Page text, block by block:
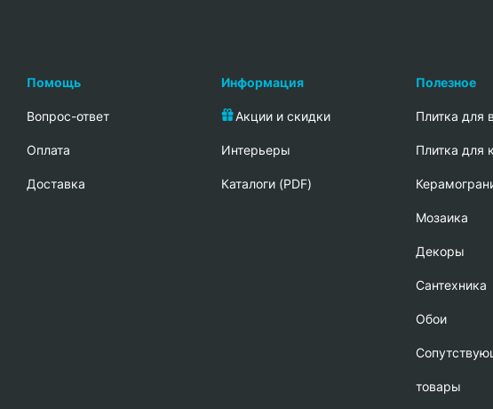
Помощь
Вопрос-ответ
Oплата
Доставка
Информация
Акции и скидки
Интерьеры
Каталоги (PDF)
Полезное
Плитка для
Плитка для
Мозаика
Декоры
Сантехника
Обои
товары